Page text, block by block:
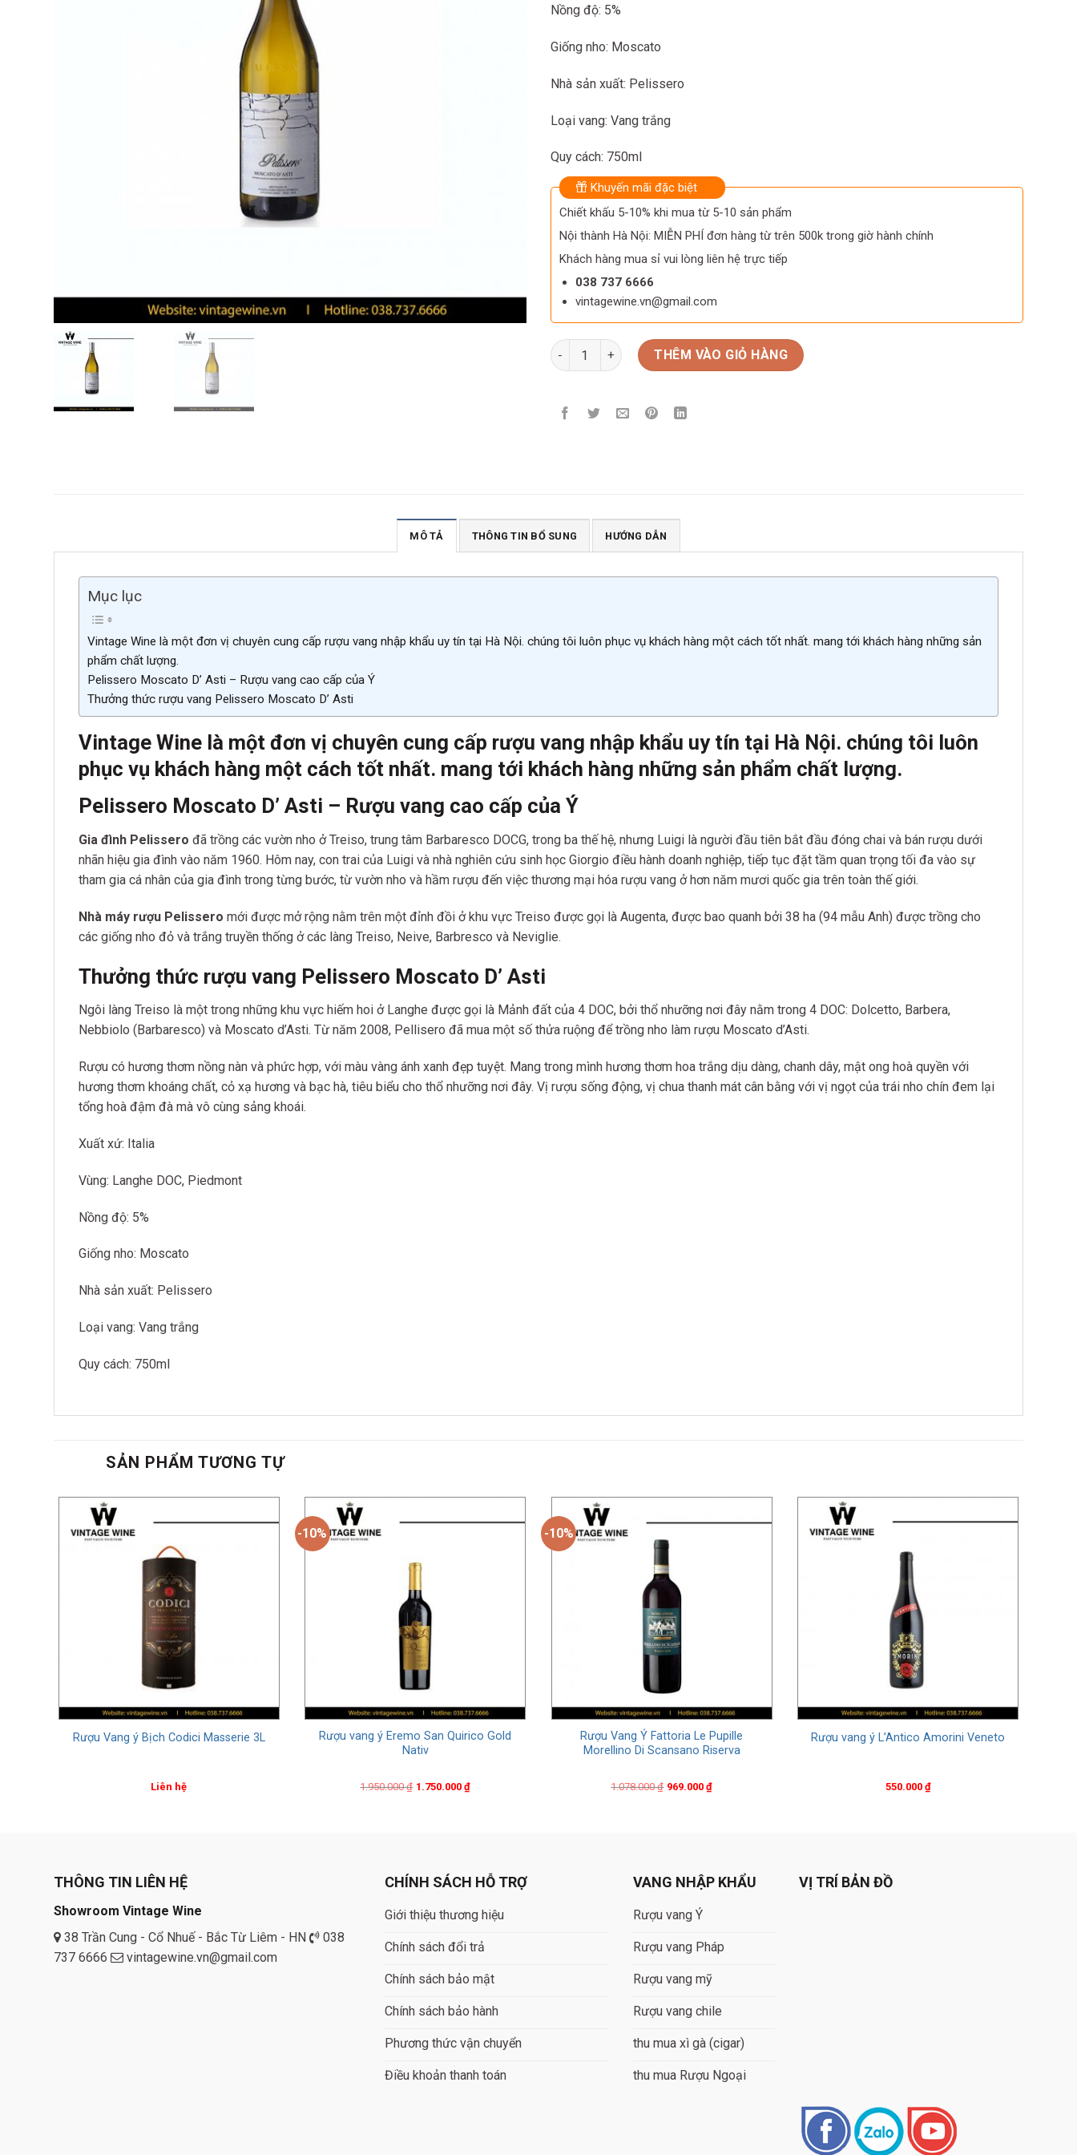
Nồng độ: 5%
Giống nho: Moscato
Nhà sản xuất: Pelissero
Loại vang: Vang trắng
Quy cách: 750ml
Khuyến mãi đặc biệt
Chiết khấu 5-10% khi mua từ 5-10 sản phẩm
Nội thành Hà Nội: MIỄN PHÍ đơn hàng từ trên 500k trong giờ hành chính
Khách hàng mua sỉ vui lòng liên hệ trực tiếp
038 737 6666
vintagewine.vn@gmail.com
Rượu Vang Ý Pelissero Moscato D’ Asti số lượng
THÊM VÀO GIỎ HÀNG
MÔ TẢ THÔNG TIN BỔ SUNG HƯỚNG DẪN
Mục lục
Vintage Wine là một đơn vị chuyên cung cấp rượu vang nhập khẩu uy tín tại Hà Nội. chúng tôi luôn phục vụ khách hàng một cách tốt nhất. mang tới khách hàng những sản
phẩm chất lượng.
Pelissero Moscato D’ Asti – Rượu vang cao cấp của Ý
Thưởng thức rượu vang Pelissero Moscato D’ Asti
Vintage Wine là một đơn vị chuyên cung cấp rượu vang nhập khẩu uy tín tại Hà Nội. chúng tôi luôn
phục vụ khách hàng một cách tốt nhất. mang tới khách hàng những sản phẩm chất lượng.
Pelissero Moscato D’ Asti – Rượu vang cao cấp của Ý
Gia đình Pelissero đã trồng các vườn nho ở Treiso, trung tâm Barbaresco DOCG, trong ba thế hệ, nhưng Luigi là người đầu tiên bắt đầu đóng chai và bán rượu dưới
nhãn hiệu gia đình vào năm 1960. Hôm nay, con trai của Luigi và nhà nghiên cứu sinh học Giorgio điều hành doanh nghiệp, tiếp tục đặt tầm quan trọng tối đa vào sự
tham gia cá nhân của gia đình trong từng bước, từ vườn nho và hầm rượu đến việc thương mại hóa rượu vang ở hơn năm mươi quốc gia trên toàn thế giới.
Nhà máy rượu Pelissero mới được mở rộng nằm trên một đỉnh đồi ở khu vực Treiso được gọi là Augenta, được bao quanh bởi 38 ha (94 mẫu Anh) được trồng cho
các giống nho đỏ và trắng truyền thống ở các làng Treiso, Neive, Barbresco và Neviglie.
Thưởng thức rượu vang Pelissero Moscato D’ Asti
Ngôi làng Treiso là một trong những khu vực hiếm hoi ở Langhe được gọi là Mảnh đất của 4 DOC, bởi thổ nhưỡng nơi đây nằm trong 4 DOC: Dolcetto, Barbera,
Nebbiolo (Barbaresco) và Moscato d’Asti. Từ năm 2008, Pellisero đã mua một số thửa ruộng để trồng nho làm rượu Moscato d’Asti.
Rượu có hương thơm nồng nàn và phức hợp, với màu vàng ánh xanh đẹp tuyệt. Mang trong mình hương thơm hoa trắng dịu dàng, chanh dây, mật ong hoà quyền với
hương thơm khoáng chất, cỏ xạ hương và bạc hà, tiêu biểu cho thổ nhưỡng nơi đây. Vị rượu sống động, vị chua thanh mát cân bằng với vị ngọt của trái nho chín đem lại
tổng hoà đậm đà mà vô cùng sảng khoái.
Xuất xứ: Italia
Vùng: Langhe DOC, Piedmont
Nồng độ: 5%
Giống nho: Moscato
Nhà sản xuất: Pelissero
Loại vang: Vang trắng
Quy cách: 750ml
SẢN PHẨM TƯƠNG TỰ
Rượu Vang ý Bịch Codici Masserie 3L
Liên hệ
-10%
Rượu vang ý Eremo San Quirico Gold
Nativ
1.950.000₫
Original
1.750.000₫
Current
-10%
Rượu Vang Ý Fattoria Le Pupille
Morellino Di Scansano Riserva
1.078.000₫
Original
969.000₫
Current
Rượu vang ý L’Antico Amorini Veneto
550.000 ₫
THÔNG TIN LIÊN HỆ
Showroom Vintage Wine
38 Trần Cung - Cổ Nhuế - Bắc Từ Liêm - HN
038
737 6666
vintagewine.vn@gmail.com
CHÍNH SÁCH HỖ TRỢ
Giới thiệu thương hiệu
Chính sách đổi trả
Chính sách bảo mật
Chính sách bảo hành
Phương thức vận chuyển
Điều khoản thanh toán
VANG NHẬP KHẨU
Rượu vang Ý
Rượu vang Pháp
Rượu vang mỹ
Rượu vang chile
thu mua xì gà (cigar)
thu mua Rượu Ngoại
VỊ TRÍ BẢN ĐỒ